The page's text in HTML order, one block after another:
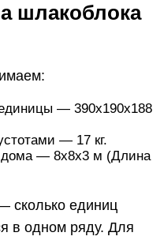
шлакоблока
— 390х190х188
— 17 кг.
дома — 8х8х3 м (Длина
сколько единиц
в одном ряду. Для